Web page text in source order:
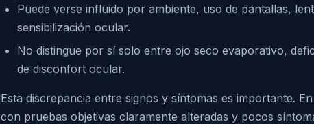
Puede verse influido por ambiente, uso de pantallas,
sensibilización ocular.
No distingue por sí solo entre ojo seco evaporativo,
de disconfort ocular.
Esta discrepancia entre signos y síntomas es importante.
con pruebas objetivas claramente alteradas y pocos